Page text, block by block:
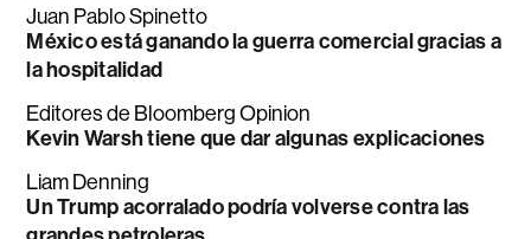
Juan Pablo Spinetto
México está ganando la guerra comercial gracias a
la hospitalidad
Editores de Bloomberg Opinion
Kevin Warsh tiene que dar algunas explicaciones
Liam Denning
Un Trump acorralado podría volverse contra las